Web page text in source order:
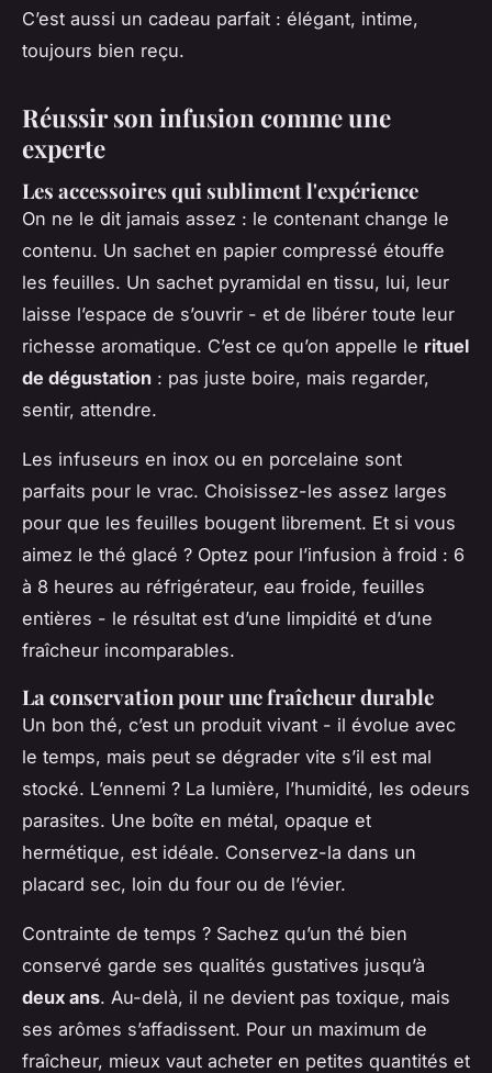
C’est aussi un cadeau parfait : élégant, intime,
toujours bien reçu.
Réussir son infusion comme une
experte
Les accessoires qui subliment l'expérience
On ne le dit jamais assez : le contenant change le
contenu. Un sachet en papier compressé étouffe
les feuilles. Un sachet pyramidal en tissu, lui, leur
laisse l’espace de s’ouvrir - et de libérer toute leur
richesse aromatique. C’est ce qu’on appelle le rituel
de dégustation : pas juste boire, mais regarder,
sentir, attendre.
Les infuseurs en inox ou en porcelaine sont
parfaits pour le vrac. Choisissez-les assez larges
pour que les feuilles bougent librement. Et si vous
aimez le thé glacé ? Optez pour l’infusion à froid : 6
à 8 heures au réfrigérateur, eau froide, feuilles
entières - le résultat est d’une limpidité et d’une
fraîcheur incomparables.
La conservation pour une fraîcheur durable
Un bon thé, c’est un produit vivant - il évolue avec
le temps, mais peut se dégrader vite s’il est mal
stocké. L’ennemi ? La lumière, l’humidité, les odeurs
parasites. Une boîte en métal, opaque et
hermétique, est idéale. Conservez-la dans un
placard sec, loin du four ou de l’évier.
Contrainte de temps ? Sachez qu’un thé bien
conservé garde ses qualités gustatives jusqu’à
deux ans. Au-delà, il ne devient pas toxique, mais
ses arômes s’affadissent. Pour un maximum de
fraîcheur, mieux vaut acheter en petites quantités et